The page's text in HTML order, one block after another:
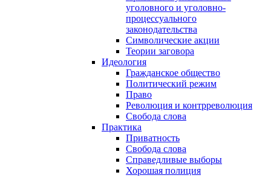
уголовного и уголовно-
процессуального
законодательства
Символические акции
Теории заговора
Идеология
Гражданское общество
Политический режим
Право
Революция и контрреволюция
Свобода слова
Практика
Приватность
Свобода слова
Справедливые выборы
Хорошая полиция